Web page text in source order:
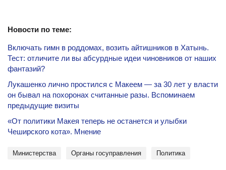
Новости по теме:
Включать гимн в роддомах, возить айтишников в Хатынь.
Тест: отличите ли вы абсурдные идеи чиновников от наших
фантазий?
Лукашенко лично простился с Макеем — за 30 лет у власти
он бывал на похоронах считанные разы. Вспоминаем
предыдущие визиты
«От политики Макея теперь не останется и улыбки
Чеширского кота». Мнение
министерства органы госуправления политика